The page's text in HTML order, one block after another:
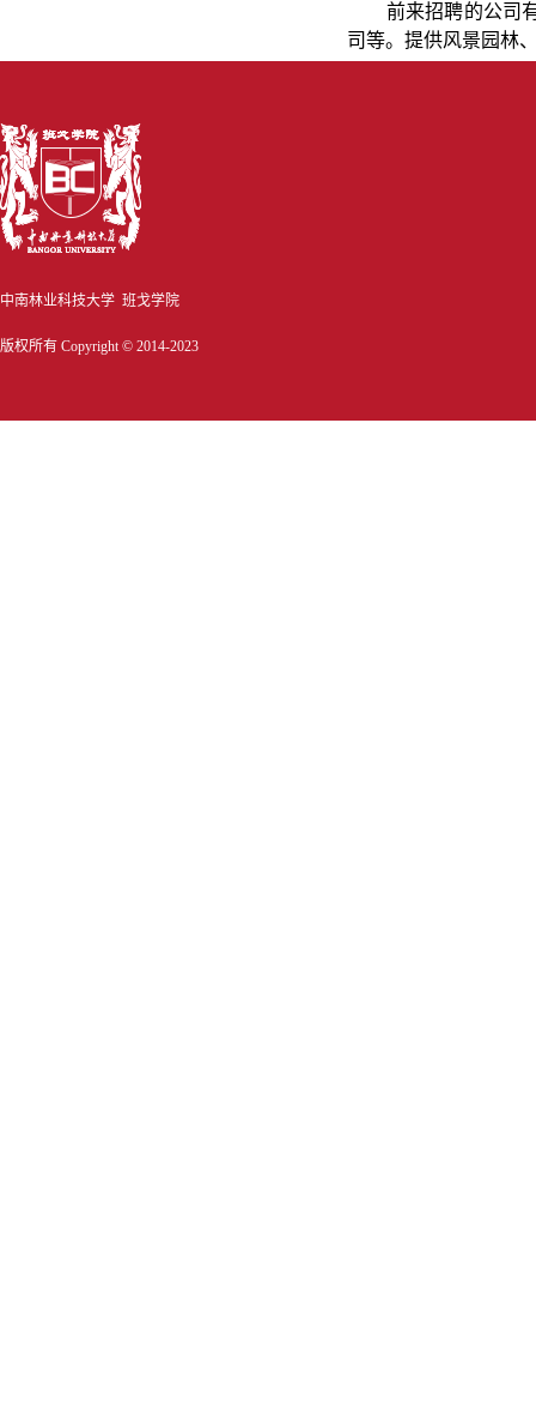
前来招聘的公司
司等。 提供风景园林
中南林业科技大学 班戈学院
版权所有 Copyright © 2014-2023